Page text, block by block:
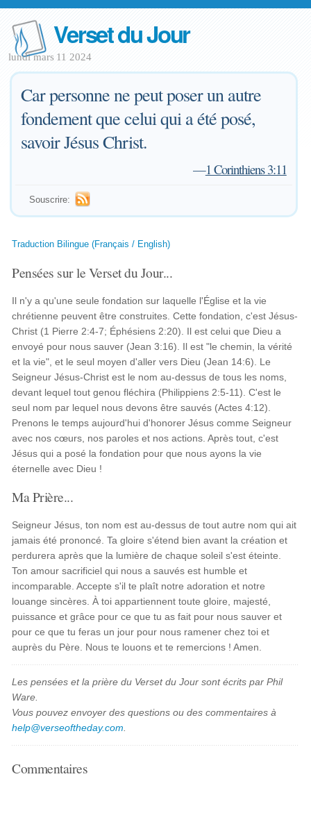
Verset du Jour
lundi mars 11 2024
Car personne ne peut poser un autre
fondement que celui qui a été posé,
savoir Jésus Christ.
—1 Corinthiens 3:11
Souscrire:
Traduction Bilingue (Français / English)
Pensées sur le Verset du Jour...
Il n'y a qu'une seule fondation sur laquelle l'Église et la vie
chrétienne peuvent être construites. Cette fondation, c'est Jésus-
Christ (1 Pierre 2:4-7; Éphésiens 2:20). Il est celui que Dieu a
envoyé pour nous sauver (Jean 3:16). Il est "le chemin, la vérité
et la vie", et le seul moyen d'aller vers Dieu (Jean 14:6). Le
Seigneur Jésus-Christ est le nom au-dessus de tous les noms,
devant lequel tout genou fléchira (Philippiens 2:5-11). C'est le
seul nom par lequel nous devons être sauvés (Actes 4:12).
Prenons le temps aujourd'hui d'honorer Jésus comme Seigneur
avec nos cœurs, nos paroles et nos actions. Après tout, c'est
Jésus qui a posé la fondation pour que nous ayons la vie
éternelle avec Dieu !
Ma Prière...
Seigneur Jésus, ton nom est au-dessus de tout autre nom qui ait
jamais été prononcé. Ta gloire s'étend bien avant la création et
perdurera après que la lumière de chaque soleil s'est éteinte.
Ton amour sacrificiel qui nous a sauvés est humble et
incomparable. Accepte s'il te plaît notre adoration et notre
louange sincères. À toi appartiennent toute gloire, majesté,
puissance et grâce pour ce que tu as fait pour nous sauver et
pour ce que tu feras un jour pour nous ramener chez toi et
auprès du Père. Nous te louons et te remercions ! Amen.
Les pensées et la prière du Verset du Jour sont écrits par Phil
Ware.
Vous pouvez envoyer des questions ou des commentaires à
help@verseoftheday.com
Commentaires